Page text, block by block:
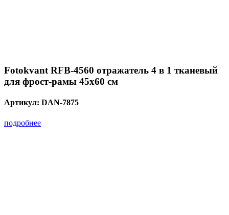
Fotokvant RFB-4560 отражатель 4 в 1 тканевый
для фрост-рамы 45х60 см
Артикул: DAN-7875
подробнее